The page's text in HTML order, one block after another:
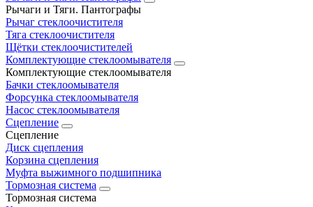
Рычаги и Тяги. Пантографы
Рычаг стеклоочистителя
Тяга стеклоочистителя
Щётки стеклоочистителей
Комплектующие стеклоомывателя
Комплектующие стеклоомывателя
Бачки стеклоомывателя
Форсунка стеклоомывателя
Насос стеклоомывателя
Сцепление
Сцепление
Диск сцепления
Корзина сцепления
Муфта выжимного подшипника
Тормозная система
Тормозная система